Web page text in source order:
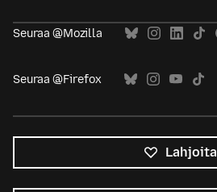
Seuraa @Mozilla
Seuraa @Firefox
Lahjoita